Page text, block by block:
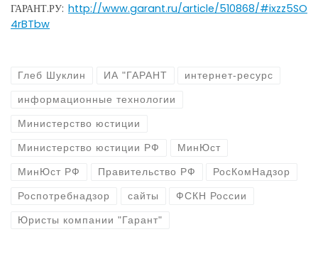
ГАРАНТ.РУ: http://www.garant.ru/article/510868/#ixzz5SO
4rBTbw
Глеб Шуклин ИА "ГАРАНТ интернет-ресурс
информационные технологии
Министерство юстиции
Министерство юстиции РФ МинЮст
МинЮст РФ Правительство РФ РосКомНадзор
Роспотребнадзор сайты ФСКН России
Юристы компании "Гарант"